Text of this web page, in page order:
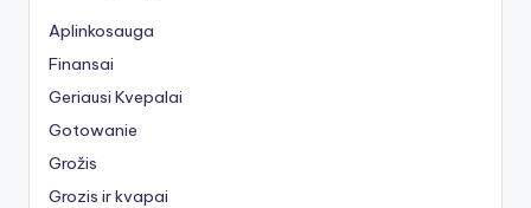
Aplinkosauga
Finansai
Geriausi Kvepalai
Gotowanie
Grožis
Grozis ir kvapai